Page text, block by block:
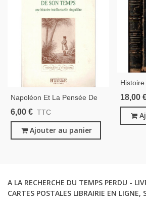
Napoléon Et La Pensée De
Son Temps, Antoine
Bonaparte, Premier Empire,
6,00 € TTC
Ajouter au panier
Vivien
18,00
A LA RECHERCHE DU TEMPS PERDU -
CARTES POSTALES LIBRAIRIE EN LIGNE,